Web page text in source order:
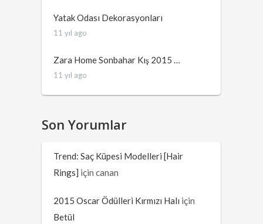
Yatak Odası Dekorasyonları
11 yıl ago
Zara Home Sonbahar Kış 2015 …
11 yıl ago
Son Yorumlar
Trend: Saç Küpesi Modelleri [Hair
Rings] içincanan
2015 Oscar Ödülleri Kırmızı Halı için
Betül